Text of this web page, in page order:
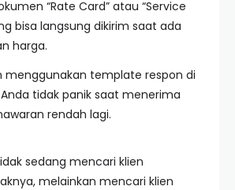
“Rate Card” atau “Service
bisa langsung dikirim saat ada
harga.
menggunakan template respon di
tidak panik saat menerima
rendah lagi.
sedang mencari klien
melainkan mencari klien